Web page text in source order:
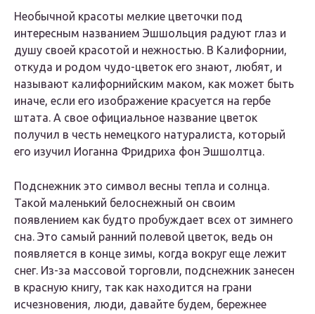
Необычной красоты мелкие цветочки под
интересным названием Эшшольция радуют глаз и
душу своей красотой и нежностью. В Калифорнии,
откуда и родом чудо-цветок его знают, любят, и
называют калифорнийским маком, как может быть
иначе, если его изображение красуется на гербе
штата. А свое официальное название цветок
получил в честь немецкого натуралиста, который
его изучил Иоганна Фридриха фон Эшшолтца.
Подснежник это символ весны тепла и солнца.
Такой маленький белоснежный он своим
появлением как будто пробуждает всех от зимнего
сна. Это самый ранний полевой цветок, ведь он
появляется в конце зимы, когда вокруг еще лежит
снег. Из-за массовой торговли, подснежник занесен
в красную книгу, так как находится на грани
исчезновения, люди, давайте будем, бережнее